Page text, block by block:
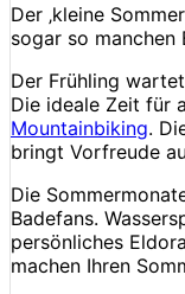
Der ‚kleine
sogar so manchen
Der Frühling
Die ideale Zeit für
Mountainbiking.
bringt Vorfreude
Die
Badefans.
persönliches
machen Ihren